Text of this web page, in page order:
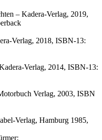
– Kadera-Verlag, 2019,
Verlag, 2018, ISBN-13:
Verlag, 2014, ISBN-13:
Verlag, 2003, ISBN
Verlag, Hamburg 1985,